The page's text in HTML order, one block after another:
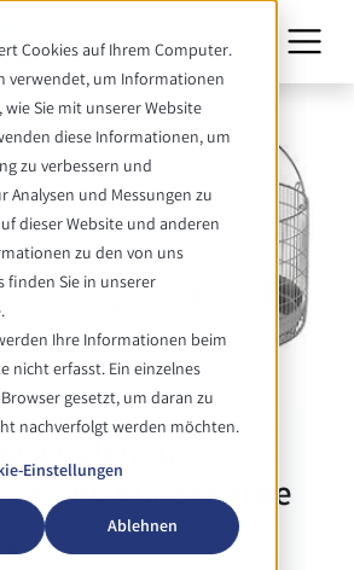
Cookies auf Ihrem Computer.
verwendet, um Informationen
Sie mit unserer Website
diese Informationen, um
zu verbessern und
Analysen und Messungen zu
dieser Website und anderen
zu den von uns
finden Sie in unserer
Ihre Informationen beim
nicht erfasst. Ein einzelnes
gesetzt, um daran zu
nachverfolgt werden möchten.
Einstellungen
Ablehnen
für
Beschickungskörbe